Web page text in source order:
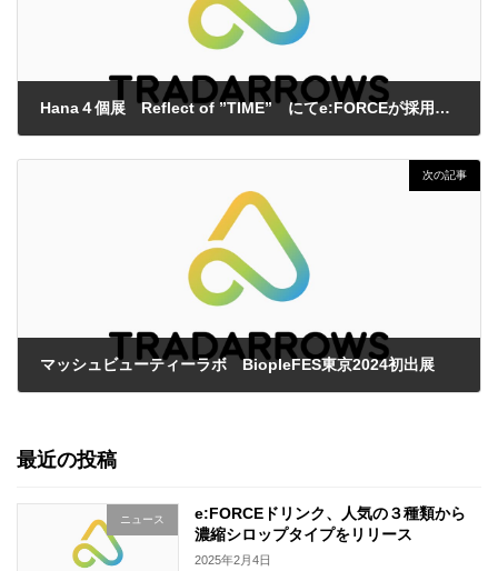
Hana４個展 Reflect of ”TIME” にてe:FORCEが採用。Hana４モデル販売
次の記事
マッシュビューティーラボ BiopleFES東京2024初出展
最近の投稿
ニュース
e:FORCEドリンク、人気の３種類から
濃縮シロップタイプをリリース
2025年2月4日